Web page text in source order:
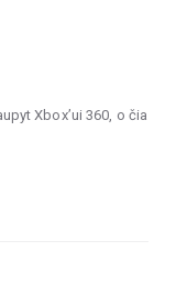
Xbox’ui 360, o čia